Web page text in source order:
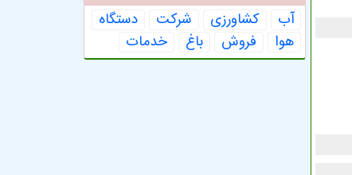
آب كشاورزی شركت
دستگاه
هوا
فروش باغ خدمات